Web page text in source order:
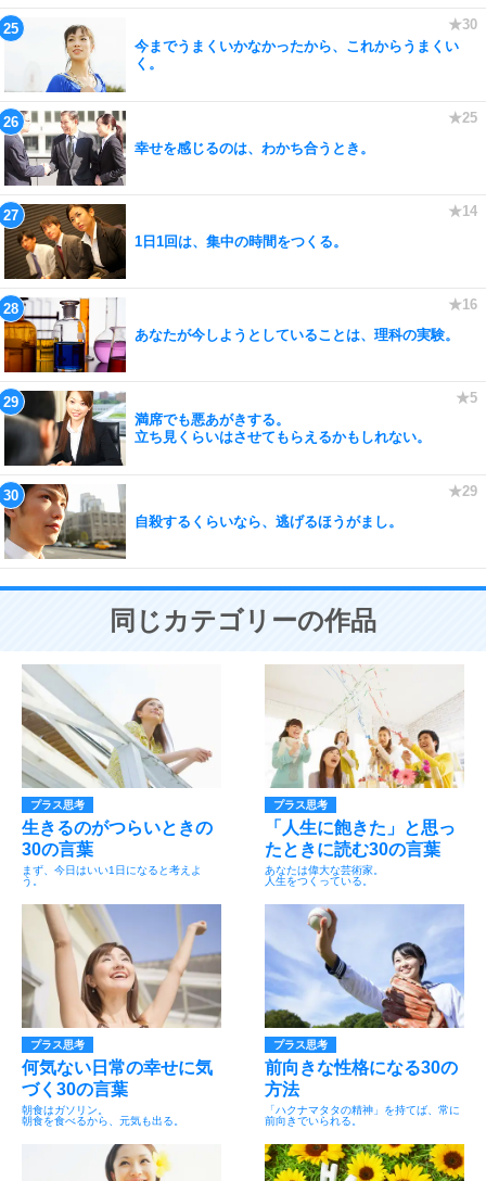
今までうまくいかなかったから、これからうまくい
く。
幸せを感じるのは、わかち合うとき。
1日1回は、集中の時間をつくる。
あなたが今しようとしていることは、理科の実験。
満席でも悪あがきする。
立ち見くらいはさせてもらえるかもしれない。
自殺するくらいなら、逃げるほうがまし。
同じカテゴリーの作品
プラス思考
生きるのがつらいときの
30の言葉
まず、今日はいい1日になると考えよ
う。
プラス思考
「人生に飽きた」と思っ
たときに読む30の言葉
あなたは偉大な芸術家。
人生をつくっている。
プラス思考
何気ない日常の幸せに気
づく30の言葉
朝食はガソリン。
朝食を食べるから、元気も出る。
プラス思考
前向きな性格になる30の
方法
「ハクナマタタの精神」を持てば、常に
前向きでいられる。